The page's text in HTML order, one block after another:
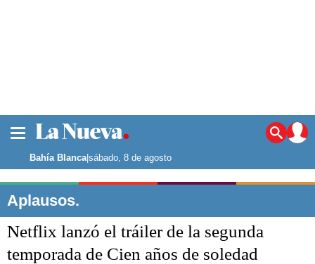
Noticias
La ciudad
Punta Alta
El mundo
Seguridad
Bahía Blanca|sábado, 8 de agosto
Aplausos.
Netflix lanzó el tráiler de la segunda
temporada de Cien años de soledad